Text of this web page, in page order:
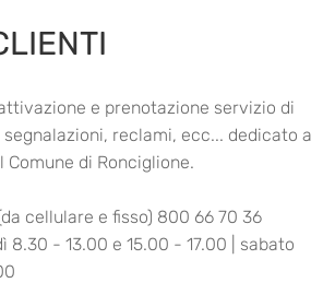
e prenotazione servizio di
reclami, ecc... dedicato a
di Ronciglione.
cellulare e fisso) 800 66 70 36
8.30 - 13.00 e 15.00 - 17.00 | sabato